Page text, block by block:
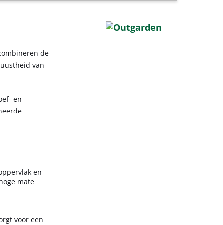
de
van
en
en
mate
voor een